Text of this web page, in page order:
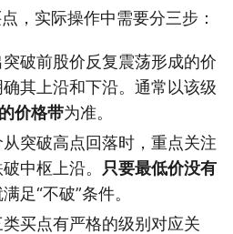
，实际操作中需要分三步：
突破前股价反复震荡形成的价
其上沿和下沿。通常以该级
价格带为准。
从突破高点回落时，重点关注
中枢上沿。 只要最低价没有
满足“不破”条件。
类买点有严格的级别对应关